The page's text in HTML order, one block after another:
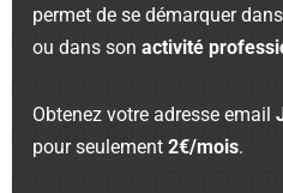
permet de se démarquer
ou dans sonactivité
Obtenez votre adresse email
pour seulement2€/mois.